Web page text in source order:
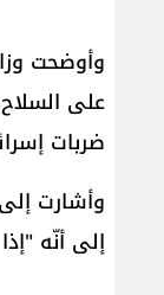
وأوضحت
على
ضربات
وأشارت
إلى أنّه